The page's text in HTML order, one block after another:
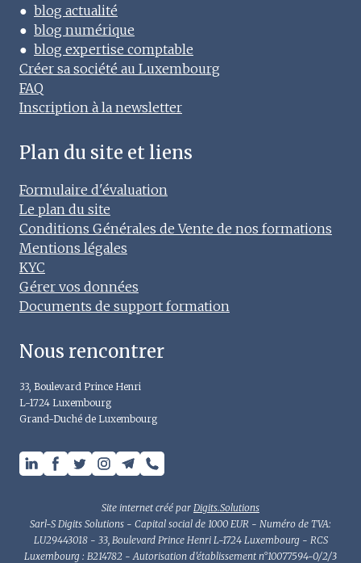
● blog actualité
● blog numérique
● blog expertise comptable
Créer sa société au Luxembourg
FAQ
Inscription à la newsletter
Plan du site et liens
Formulaire d'évaluation
Le plan du site
Conditions Générales de Vente de nos formations
Mentions légales
KYC
Gérer vos données
Documents de support formation
Nous rencontrer
33, Boulevard Prince Henri
L-1724 Luxembourg
Grand-Duché de Luxembourg
Site internet créé par Digits.Solutions
Sarl-S Digits Solutions - Capital social de 1000 EUR - Numéro de TVA:
LU29443018 - 33, Boulevard Prince Henri L-1724 Luxembourg - RCS
Luxembourg : B214782 - Autorisation d'établissement n°10077594-0/2/3